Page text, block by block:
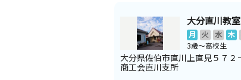
大分直川教室
月 火 水 木
3歳～高校生
大分県佐伯市直川上直見５７
商工会直川支所